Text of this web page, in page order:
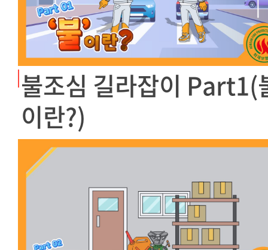
불조심 길라잡이 Part1(
이란?)